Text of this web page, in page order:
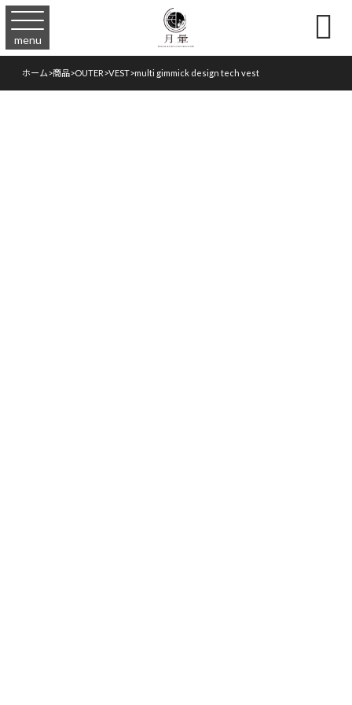
menu 
ホーム>商品>OUTER>VEST>multi gimmick design tech vest